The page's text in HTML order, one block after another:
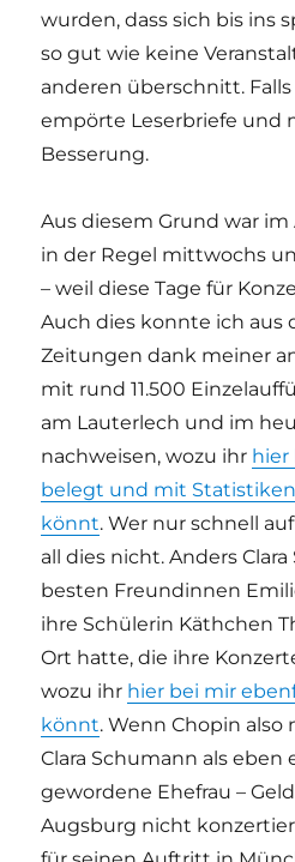
wurden, dass sich bis ins
so gut wie keine
anderen überschnitt.
empörte Leserbriefe und
Besserung.
Aus diesem Grund war
in der Regel mittwochs
– weil diese Tage für
Auch dies konnte ich aus
Zeitungen dank meiner
mit rund 11.500
am Lauterlech und im
nachweisen, wozu ihr hier
belegt und mit
könnt. Wer nur schnell
all dies nicht. Anders
besten Freundinnen
ihre Schülerin Käthchen
Ort hatte, die ihre
wozu ihr hier bei mir
könnt. Wenn Chopin
Clara Schumann als eben
gewordene Ehefrau –
Augsburg nicht